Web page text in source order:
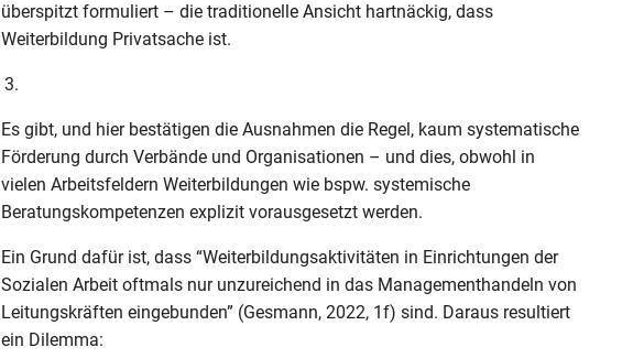
überspitzt formuliert – die traditionelle Ansicht hartnäckig, dass
Weiterbildung Privatsache ist.
Es gibt, und hier bestätigen die Ausnahmen die Regel, kaum systematische
Förderung durch Verbände und Organisationen – und dies, obwohl in
vielen Arbeitsfeldern Weiterbildungen wie bspw. systemische
Beratungskompetenzen explizit vorausgesetzt werden.
Ein Grund dafür ist, dass “Weiterbildungsaktivitäten in Einrichtungen der
Sozialen Arbeit oftmals nur unzureichend in das Managementhandeln von
Leitungskräften eingebunden” (Gesmann, 2022, 1f) sind. Daraus resultiert
ein Dilemma: